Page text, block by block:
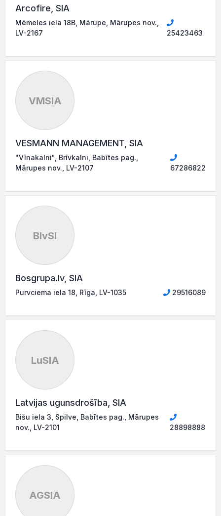
Arcofire, SIA
Mēmeles iela 18B, Mārupe, Mārupes nov.,
LV-2167
25423463
VMSIA
VESMANN MANAGEMENT, SIA
"Vīnakalni", Brīvkalni, Babītes pag.,
Mārupes nov., LV-2107
67286822
BlvSI
Bosgrupa.lv, SIA
Purvciema iela 18, Rīga, LV-1035 29516089
LuSIA
Latvijas ugunsdrošība, SIA
Bišu iela 3, Spilve, Babītes pag., Mārupes
nov., LV-2101
28898888
AGSIA